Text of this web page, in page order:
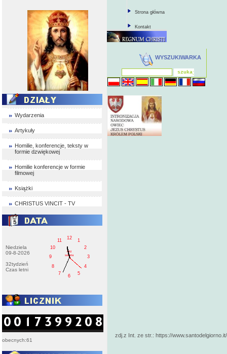
Wydarzenia
Artykuły
Homilie, konferencje, teksty w
formie dzwiękowej
Homilie konferencje w formie
filmowej
Książki
CHRISTUS VINCIT - TV
Niedziela
09-8-2026
32tydzień
Czas letni
1
2
3
4
5
6
7
8
9
10
11
12
PM
sobota
obecnych:61
Strona główna
Kontakt
WYSZUKIWARKA
zdj.z Int. ze str.: https://